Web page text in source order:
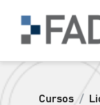
Cursos